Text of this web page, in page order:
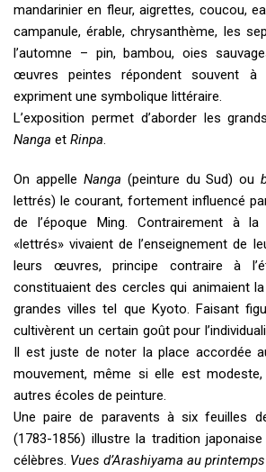
mandarinier en fleur, aigrettes, coucou,
campanule, érable, chrysanthème, les
l’automne – pin, bambou, oies
œuvres peintes répondent souvent à
expriment une symbolique littéraire.
L’exposition permet d’aborder les
Nanga et Rinpa
On appelle Nanga (peinture du Sud) ou
lettrés) le courant, fortement influencé
de l’époque Ming. Contrairement à
«lettrés» vivaient de l’enseignement de
leurs œuvres, principe contraire à
constituaient des cercles qui animaient
grandes villes tel que Kyoto. Faisant
cultivèrent un certain goût pour
Il est juste de noter la place accordée
mouvement, même si elle est
autres écoles de peinture.
Une paire de paravents à six feuilles
(1783-1856) illustre la tradition
célèbres. Vues d’Arashiyama au printemps